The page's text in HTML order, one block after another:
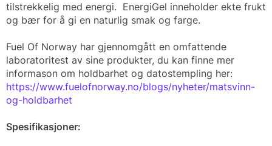
tilstrekkelig med energi. EnergiGel inneholder ekte frukt
og bær for å gi en naturlig smak og farge.
Fuel Of Norway har gjennomgått en omfattende
laboratoritest av sine produkter, du kan finne mer
informason om holdbarhet og datostempling her:
https://www.fuelofnorway.no/blogs/nyheter/matsvinn-
og-holdbarhet
Spesifikasjoner: